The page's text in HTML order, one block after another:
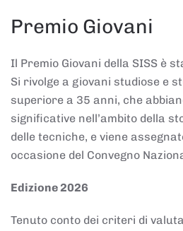
Premio Giovani
Il Premio Giovani della SISS è
Si rivolge a giovani studiose e
superiore a 35 anni, che
significative nell’ambito della
delle tecniche, e viene
occasione del Convegno
Edizione 2026
Tenuto conto dei criteri di